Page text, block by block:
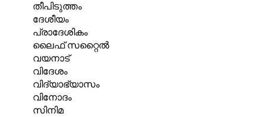
തീപിടുത്തം
ദേശീയം
പ്രാദേശികം
ലൈഫ് സറ്റൈൽ
വയനാട്
വിദേശം
വിദ്യാഭ്യാസം
വിനോദം
സിനിമ